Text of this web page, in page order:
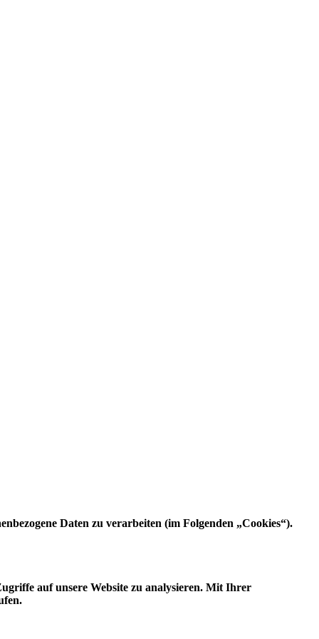
Daten zu verarbeiten (im Folgenden „Cookies“).
auf unsere Website zu analysieren. Mit Ihrer